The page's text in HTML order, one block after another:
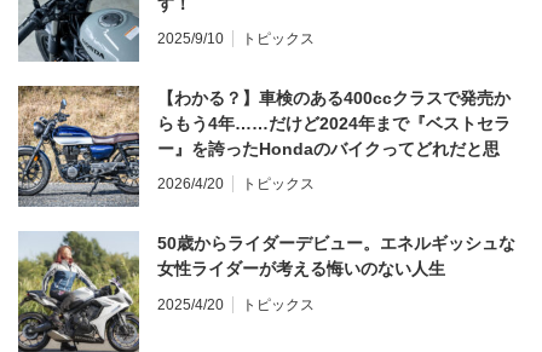
2025/9/10 トピックス
【わかる？】車検のある400ccクラスで発売か
らもう4年……だけど2024年まで『ベストセラ
ー』を誇ったHondaのバイクってどれだと思
う？
2026/4/20 トピックス
50歳からライダーデビュー。エネルギッシュな
女性ライダーが考える悔いのない人生
2025/4/20 トピックス